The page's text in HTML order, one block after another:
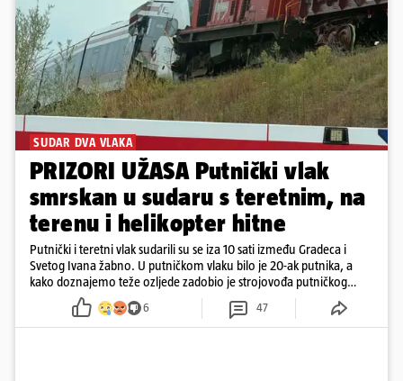
SUDAR DVA VLAKA
PRIZORI UŽASA Putnički vlak
smrskan u sudaru s teretnim, na
terenu i helikopter hitne
Putnički i teretni vlak sudarili su se iza 10 sati između Gradeca i
Svetog Ivana žabno. U putničkom vlaku bilo je 20-ak putnika, a
kako doznajemo teže ozljede zadobio je strojovođa putničkog
vlaka. Zatvoren je promet, a fotoreporteri Prigorskog objavili su
prve snimke s mjesta sudara
6 47